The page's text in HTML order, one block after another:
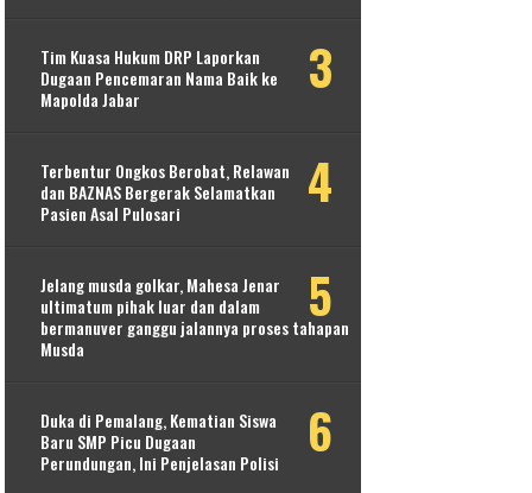
Tim Kuasa Hukum DRP Laporkan
Dugaan Pencemaran Nama Baik ke
Mapolda Jabar
Terbentur Ongkos Berobat, Relawan
dan BAZNAS Bergerak Selamatkan
Pasien Asal Pulosari
Jelang musda golkar, Mahesa Jenar
ultimatum pihak luar dan dalam
bermanuver ganggu jalannya proses tahapan
Musda
Duka di Pemalang, Kematian Siswa
Baru SMP Picu Dugaan
Perundungan, Ini Penjelasan Polisi